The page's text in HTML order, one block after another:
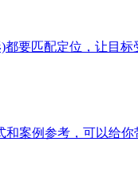
匹配定位，让目标
案例参考，可以给你